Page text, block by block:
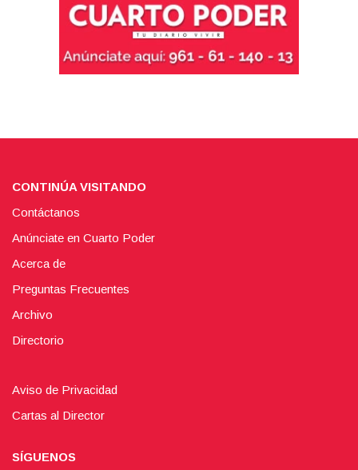
CONTINÚA VISITANDO
Contáctanos
Anúnciate en Cuarto Poder
Acerca de
Preguntas Frecuentes
Archivo
Directorio
Aviso de Privacidad
Cartas al Director
SÍGUENOS